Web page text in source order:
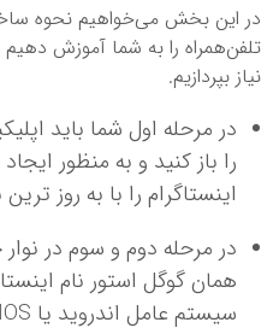
در این بخش می‌خواهیم نحوه
تلفن‌همراه را به شما آموزش
نیاز بپردازیم.
در مرحله اول شما باید
را باز کنید و به‌ منظور
اینستاگرام را با به روز
در مرحله دوم و سوم در
همان گوگل استور نام